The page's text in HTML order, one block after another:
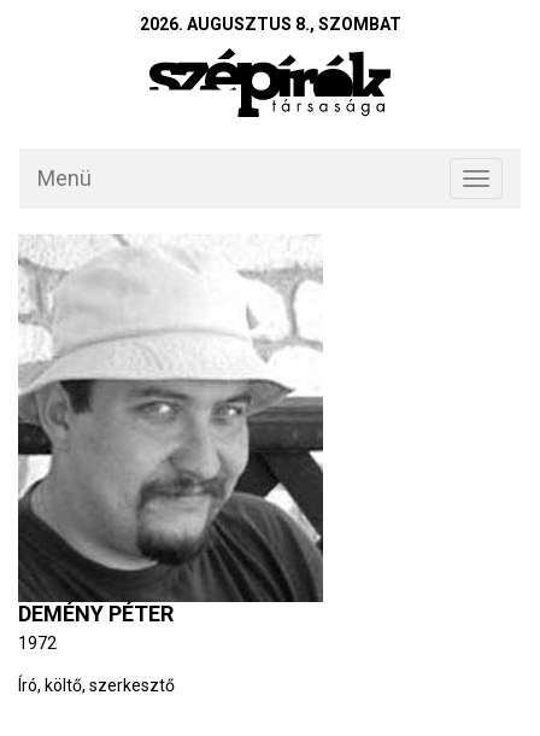
2026. AUGUSZTUS 8., SZOMBAT
Toggle
Menü
DEMÉNY PÉTER
1972
Író, költő, szerkesztő